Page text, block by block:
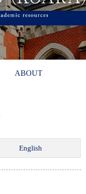
ABOUT